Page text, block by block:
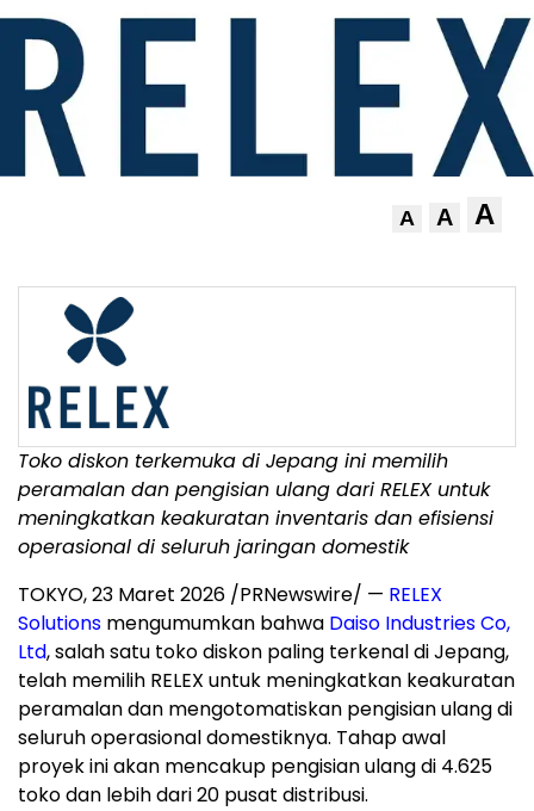
A A A
Toko diskon terkemuka di Jepang ini memilih
peramalan dan pengisian ulang dari RELEX untuk
meningkatkan keakuratan inventaris dan efisiensi
operasional di seluruh jaringan domestik
TOKYO,23 Maret 2026 /PRNewswire/ — RELEX
Solutions mengumumkan bahwa Daiso Industries Co,
Ltd,salah satu toko diskon paling terkenal di Jepang,
telah memilih RELEX untuk meningkatkan keakuratan
peramalan dan mengotomatiskan pengisian ulang di
seluruh operasional domestiknya. Tahap awal
proyek ini akan mencakup pengisian ulang di 4.625
toko dan lebih dari 20 pusat distribusi.